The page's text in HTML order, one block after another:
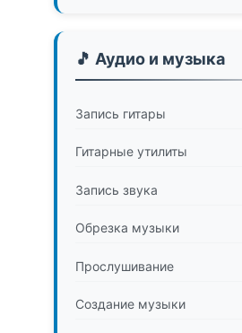
🎵 Аудио и музыка
Запись гитары
Гитарные утилиты
Запись звука
Обрезка музыки
Прослушивание
Создание музыки